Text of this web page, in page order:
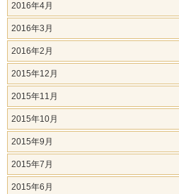
2016年4月
2016年3月
2016年2月
2015年12月
2015年11月
2015年10月
2015年9月
2015年7月
2015年6月